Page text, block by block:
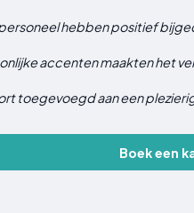
hebben positief
accenten maakten het
toegevoegd aan een
Boek een